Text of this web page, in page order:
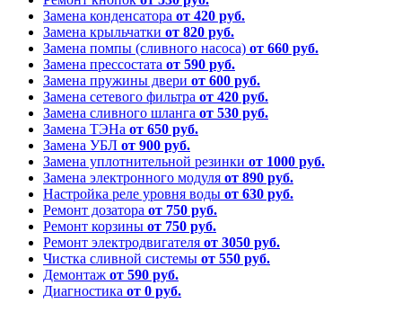
Замена конденсатора от 420 руб.
Замена крыльчатки от 820 руб.
Замена помпы (сливного насоса) от 660 руб.
Замена прессостата от 590 руб.
Замена пружины двери от 600 руб.
Замена сетевого фильтра от 420 руб.
Замена сливного шланга от 530 руб.
Замена ТЭНа от 650 руб.
Замена УБЛ от 900 руб.
Замена уплотнительной резинки от 1000 руб.
Замена электронного модуля от 890 руб.
Настройка реле уровня воды от 630 руб.
Ремонт дозатора от 750 руб.
Ремонт корзины от 750 руб.
Ремонт электродвигателя от 3050 руб.
Чистка сливной системы от 550 руб.
Демонтаж от 590 руб.
Диагностика от 0 руб.